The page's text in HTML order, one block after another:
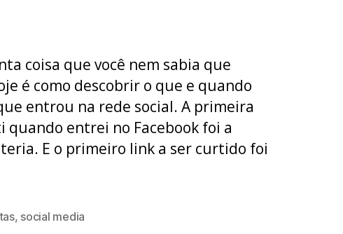
coisa que você nem sabia que
é como descobrir o que e quando
entrou na rede social. A primeira
quando entrei no Facebook foi a
E o primeiro link a ser curtido foi
, social media